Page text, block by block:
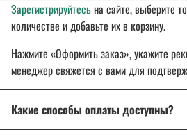
Зарегистрируйтесьна сайте, выберите
количестве и добавьте их в корзину.
Нажмите «Оформить заказ», укажите
менеджер свяжется с вами для
Какие способы оплаты доступны?